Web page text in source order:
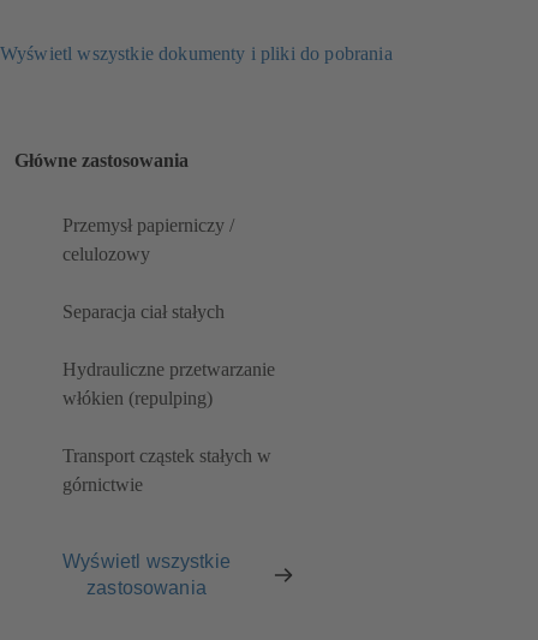
Wyświetl wszystkie dokumenty i pliki do pobrania
Główne zastosowania
Przemysł papierniczy /
celulozowy
Separacja ciał stałych
Hydrauliczne przetwarzanie
włókien (repulping)
Transport cząstek stałych w
górnictwie
Wyświetl wszystkie
zastosowania